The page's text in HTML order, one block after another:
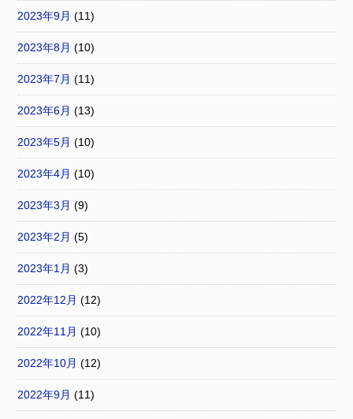
2023年9月 (11)
2023年8月 (10)
2023年7月 (11)
2023年6月 (13)
2023年5月 (10)
2023年4月 (10)
2023年3月 (9)
2023年2月 (5)
2023年1月 (3)
2022年12月 (12)
2022年11月 (10)
2022年10月 (12)
2022年9月 (11)